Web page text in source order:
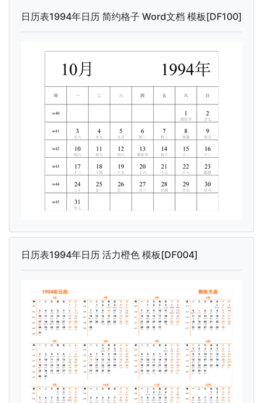
日历表1994年日历 简约格子 Word文档 模板[DF100]
日历表1994年日历 活力橙色 模板[DF004]